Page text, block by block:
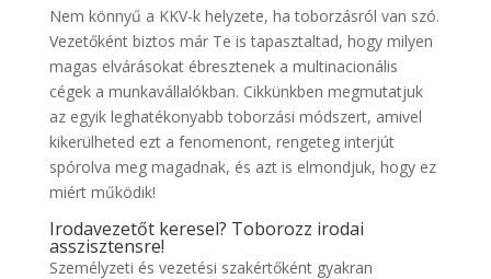
Nem könnyű a KKV-k helyzete, ha toborzásról van szó.
Vezetőként biztos már Te is tapasztaltad, hogy milyen
magas elvárásokat ébresztenek a multinacionális
cégek a munkavállalókban. Cikkünkben megmutatjuk
az egyik leghatékonyabb toborzási módszert, amivel
kikerülheted ezt a fenomenont, rengeteg interjút
spórolva meg magadnak, és azt is elmondjuk, hogy ez
miért működik!
Irodavezetőt keresel? Toborozz irodai
asszisztensre!
Személyzeti és vezetési szakértőként gyakran